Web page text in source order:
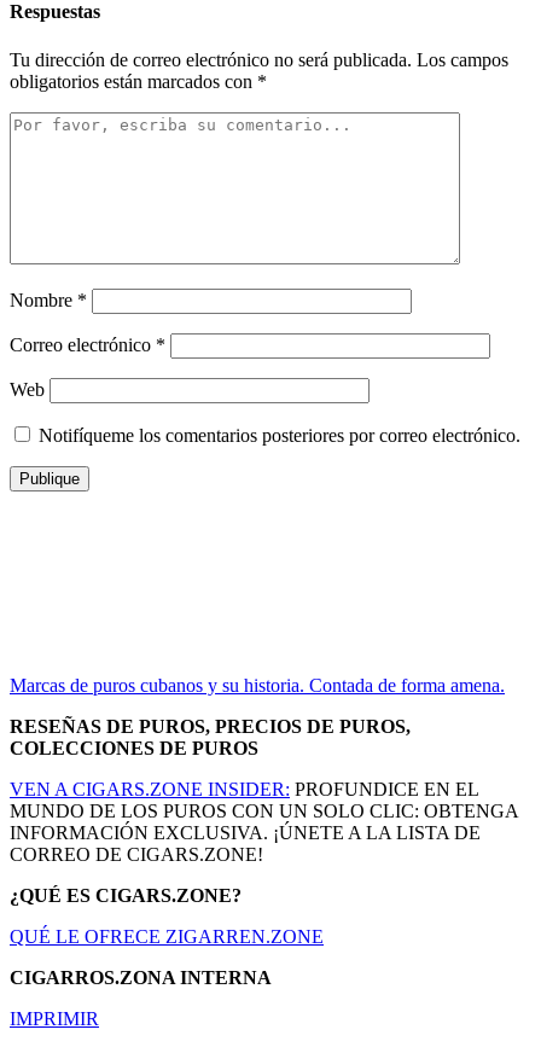
Respuestas
Tu dirección de correo electrónico no será publicada. Los campos
obligatorios están marcados con *
Nombre *
Correo electrónico *
Web
Notifíqueme los comentarios posteriores por correo electrónico.
Marcas de puros cubanos y su historia. Contada de forma amena.
RESEÑAS DE PUROS, PRECIOS DE PUROS,
COLECCIONES DE PUROS
VEN A CIGARS.ZONE INSIDER: PROFUNDICE EN EL
MUNDO DE LOS PUROS CON UN SOLO CLIC: OBTENGA
INFORMACIÓN EXCLUSIVA. ¡ÚNETE A LA LISTA DE
CORREO DE CIGARS.ZONE!
¿QUÉ ES CIGARS.ZONE?
QUÉ LE OFRECE ZIGARREN.ZONE
CIGARROS.ZONA INTERNA
IMPRIMIR